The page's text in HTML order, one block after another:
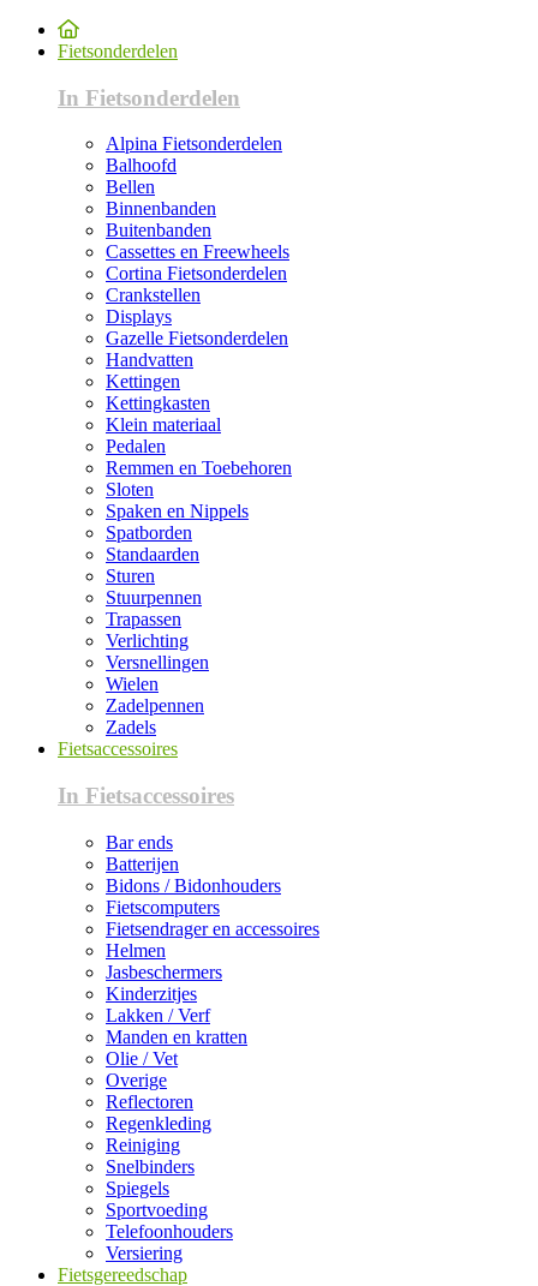
Fietsonderdelen
In Fietsonderdelen
Alpina Fietsonderdelen
Balhoofd
Bellen
Binnenbanden
Buitenbanden
Cassettes en Freewheels
Cortina Fietsonderdelen
Crankstellen
Displays
Gazelle Fietsonderdelen
Handvatten
Kettingen
Kettingkasten
Klein materiaal
Pedalen
Remmen en Toebehoren
Sloten
Spaken en Nippels
Spatborden
Standaarden
Sturen
Stuurpennen
Trapassen
Verlichting
Versnellingen
Wielen
Zadelpennen
Zadels
Fietsaccessoires
In Fietsaccessoires
Bar ends
Batterijen
Bidons / Bidonhouders
Fietscomputers
Fietsendrager en accessoires
Helmen
Jasbeschermers
Kinderzitjes
Lakken / Verf
Manden en kratten
Olie / Vet
Overige
Reflectoren
Regenkleding
Reiniging
Snelbinders
Spiegels
Sportvoeding
Telefoonhouders
Versiering
Fietsgereedschap